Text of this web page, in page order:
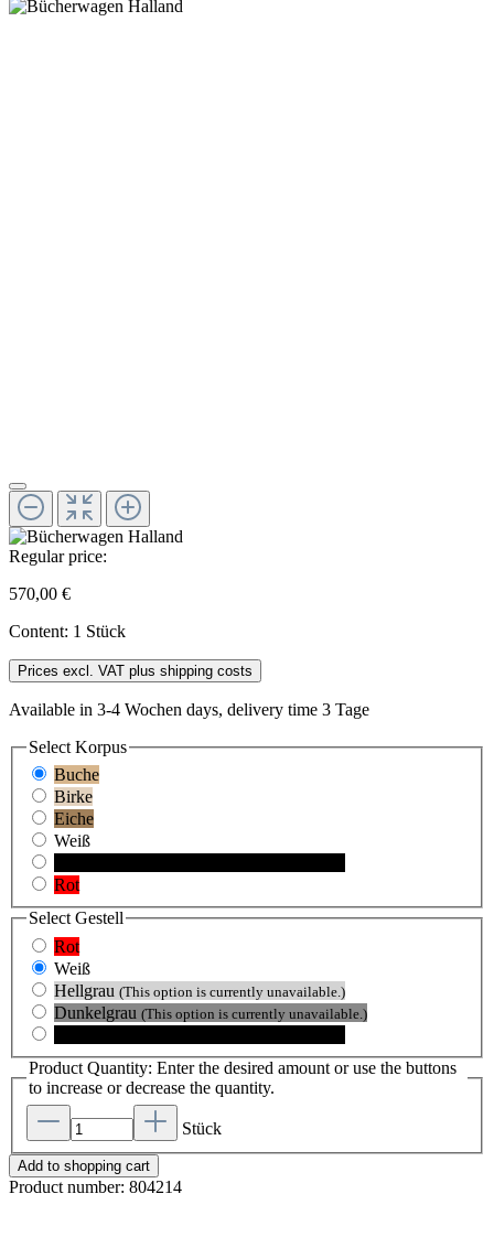
Regular price:
570,00 €
Content: 1 Stück
Prices excl. VAT plus shipping costs
Available in 3-4 Wochen days, delivery time 3 Tage
Select Korpus
Buche
Birke
Eiche
Weiß
Rot
SelectGestell
Rot
Weiß
Hellgrau (This option is currently unavailable.)
Dunkelgrau (This option is currently unavailable.)
Product Quantity: Enter the desired amount or use the buttons
to increase or decrease the quantity.
Stück
Add to shopping cart
Product number: 804214